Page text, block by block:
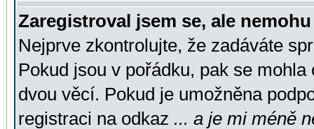
Zaregistroval jsem se, ale
Nejprve zkontrolujte, že zadáváte
Pokud jsou v pořádku, pak se
dvou věcí. Pokud je umožněna
registraci na odkaz ... a je mi méně